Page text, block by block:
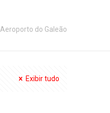
Aeroporto do Galeão
Exibir tudo